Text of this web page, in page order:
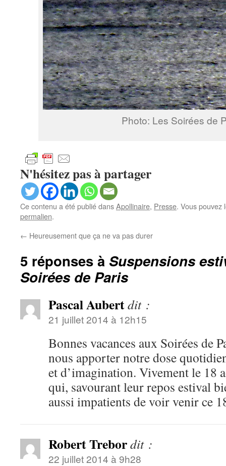
Photo: Les Soirées de
N'hésitez pas à partager
Ce contenu a été publié dansApollinaire, Presse. Vous
permalien.
← Heureusement que ça ne va pas durer
5 réponses à Suspensions
Soirées de Paris
Pascal Aubertdit :
21 juillet 2014 à 12h15
Bonnes vacances aux Soirées de
nous apporter notre dose
et d’imagination. Vivement le 18
qui, savourant leur repos estival
aussi impatients de voir venir ce
Robert Trebordit :
22 juillet 2014 à 9h28